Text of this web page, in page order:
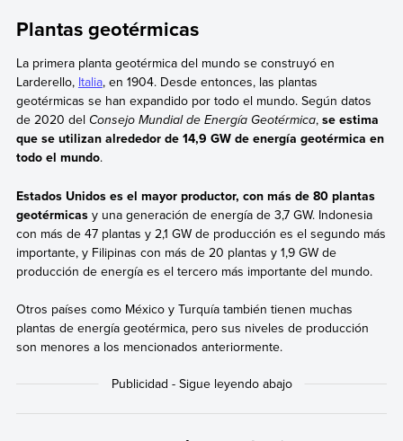
Plantas geotérmicas
La primera planta geotérmica del mundo se construyó en
Larderello, Italia, en 1904. Desde entonces, las plantas
geotérmicas se han expandido por todo el mundo. Según datos
de 2020 del Consejo Mundial de Energía Geotérmica, se estima
que se utilizan alrededor de 14,9 GW de energía geotérmica en
todo el mundo.
Estados Unidos es el mayor productor, con más de 80 plantas
geotérmicasy una generación de energía de 3,7 GW. Indonesia
con más de 47 plantas y 2,1 GW de producción es el segundo más
importante, y Filipinas con más de 20 plantas y 1,9 GW de
producción de energía es el tercero más importante del mundo.
Otros países como México y Turquía también tienen muchas
plantas de energía geotérmica, pero sus niveles de producción
son menores a los mencionados anteriormente.